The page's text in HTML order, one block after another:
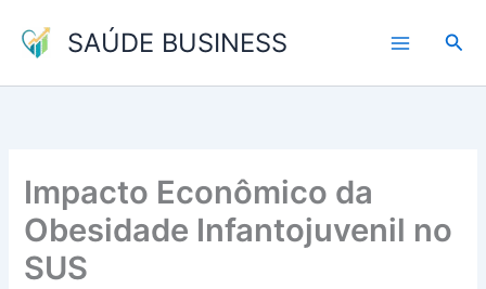
para
conteúdo
SAÚDE BUSINESS
Impacto Econômico da
Obesidade Infantojuvenil no
SUS